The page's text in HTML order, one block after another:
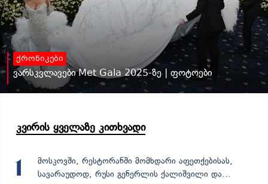
ქრონიკები
ვარსკვლავები Met Gala 2025-ზე | ფოტოები
კვირის ყველაზე კითხვადი
1
მოსკოვში, რესტორანში მომხდარი აფეთქებისას,
სავარაუდოდ, რუსი გენერლის ქალიშვილი და...